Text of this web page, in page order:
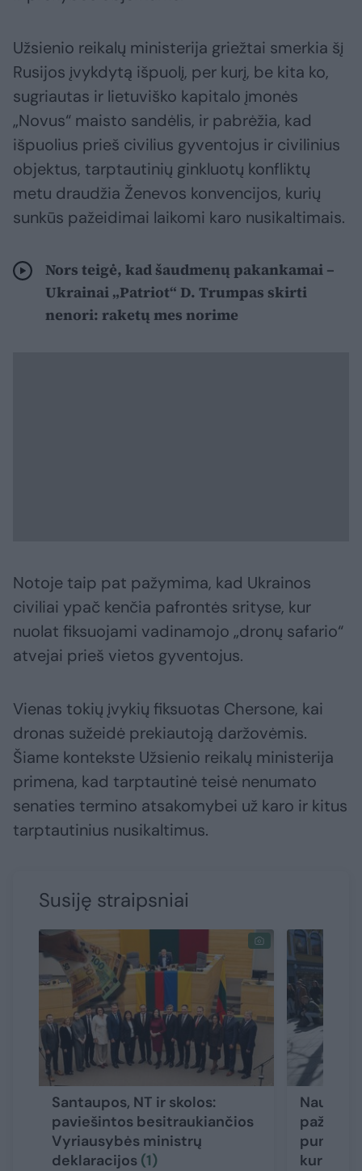
Užsienio reikalų ministerija griežtai smerkia šį
Rusijos įvykdytą išpuolį, per kurį, be kita ko,
sugriautas ir lietuviško kapitalo įmonės
„Novus“ maisto sandėlis, ir pabrėžia, kad
išpuolius prieš civilius gyventojus ir civilinius
objektus, tarptautinių ginkluotų konfliktų
metu draudžia Ženevos konvencijos, kurių
sunkūs pažeidimai laikomi karo nusikaltimais.
Nors teigė, kad šaudmenų pakankamai –
Ukrainai „Patriot“ D. Trumpas skirti
nenori: raketų mes norime
Notoje taip pat pažymima, kad Ukrainos
civiliai ypač kenčia pafrontės srityse, kur
nuolat fiksuojami vadinamojo „dronų safario“
atvejai prieš vietos gyventojus.
Vienas tokių įvykių fiksuotas Chersone, kai
dronas sužeidė prekiautoją daržovėmis.
Šiame kontekste Užsienio reikalų ministerija
primena, kad tarptautinė teisė nenumato
senaties termino atsakomybei už karo ir kitus
tarptautinius nusikaltimus.
Susiję straipsniai
Santaupos, NT ir skolos:
paviešintos besitraukiančios
Vyriausybės ministrų
deklaracijos (1)
Naujoji
punktų,
kur ims